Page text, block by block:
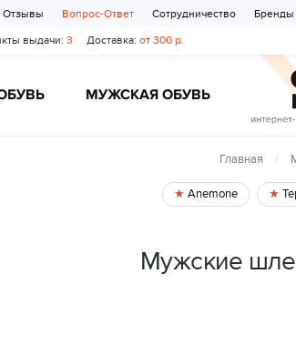
МУЖСКАЯ ОБУВЬ
выдачи: 3 Доставка: от 300 р.
Отзывы Вопрос-Ответ Сотрудничество Бренды
Главная
Anemone
Мужские